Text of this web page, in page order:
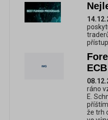
ECB
ráno
E.
že trh